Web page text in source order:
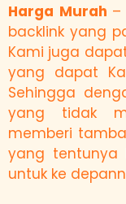
Harga Murah –
backlink yang
Kami juga
yang dapat
Sehingga
yang tidak
memberi
yang tentunya
untuk ke